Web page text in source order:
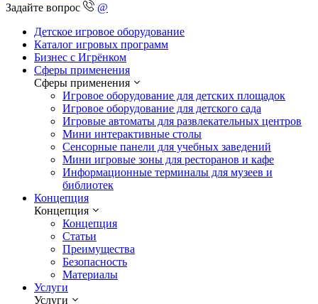
Задайте вопрос
@
Детское игровое оборудование
Каталог игровых программ
Бизнес с Игрёнком
Сферы применения
Сферы применения
Игровое оборудование для детских площадок
Игровое оборудование для детского сада
Игровые автоматы для развлекательных центров
Мини интерактивные столы
Сенсорные панели для учебных заведений
Мини игровые зоны для ресторанов и кафе
Информационные терминалы для музеев и
библиотек
Концепция
Концепция
Концепция
Статьи
Преимущества
Безопасность
Материалы
Услуги
Услуги